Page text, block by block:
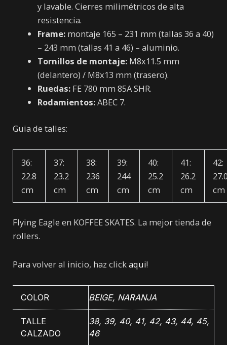
y lavable. Cierres milimétricos de alta
resistencia.
Frame: montaje 165 – 231 mm (tallas 36 a 40)
– 243 mm (tallas 41 a 46) – aluminio.
Tornillos de montaje: M8x11.5 mm
(delantero) / M8x13 mm (trasero).
Ruedas: FE 780 mm 85A SHR.
Rodamientos:ABEC 7.
Guia de talles:
36:
22.8
cm
37:
23.2
cm
38:
236
cm
39:
244
cm
40:
25.2
cm
41:
26.2
cm
42:
cm
Flying Eagle en KOFFEE SKATES. La mejor tienda de
rollers.
Para volver al inicio, haz clickaqui!
COLOR BEIGE, NARANJA
TALLE
CALZADO
38, 39, 40, 41, 42, 43, 44, 45,
46